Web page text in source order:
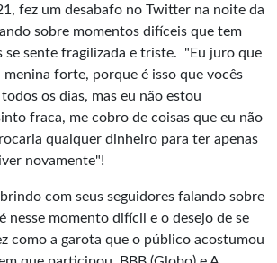
fez um desabafo no Twitter na noite da
sobre momentos difíceis que tem
se sente fragilizada e triste. "Eu juro que
forte, porque é isso que vocês
os dias, mas eu não estou
fraca, me cobro de coisas que eu não
qualquer dinheiro para ter apenas
novamente"!
com seus seguidores falando sobre
nesse momento difícil e o desejo de se
como a garota que o público acostumou